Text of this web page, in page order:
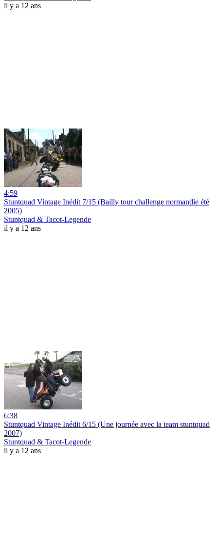
il y a 12 ans
4:59
Stuntquad Vintage Inédit 7/15 (Bailly tour challenge normandie été
2005)
Stuntquad & Tacot-Legende
il y a 12 ans
6:38
Stuntquad Vintage Inédit 6/15 (Une journée avec la team stuntquad
2007)
Stuntquad & Tacot-Legende
il y a 12 ans